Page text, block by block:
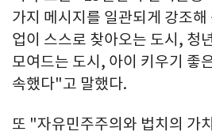
가지 메시지를 일관되게 강조
업이 스스로 찾아오는 도시, 청
모여드는 도시, 아이 키우기 좋
속했다"고 말했다.
또 "자유민주주의와 법치의 가